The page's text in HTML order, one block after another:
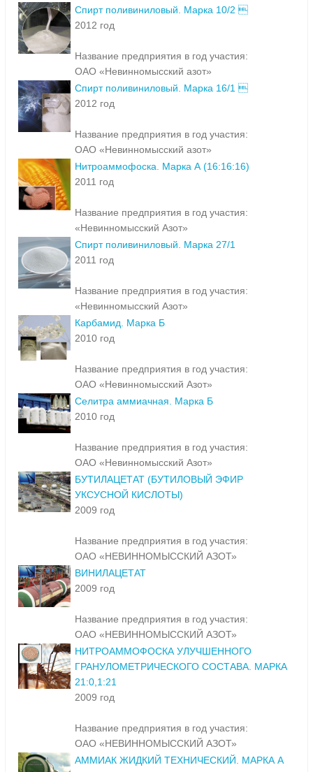
Спирт поливиниловый. Марка 10/2 
2012 год
Название предприятия в год участия:
ОАО «Невинномысский азот»
Спирт поливиниловый. Марка 16/1 
2012 год
Название предприятия в год участия:
ОАО «Невинномысский азот»
Нитроаммофоска. Марка А (16:16:16)
2011 год
Название предприятия в год участия:
«Невинномысский Азот»
Спирт поливиниловый. Марка 27/1
2011 год
Название предприятия в год участия:
«Невинномысский Азот»
Карбамид. Марка Б
2010 год
Название предприятия в год участия:
ОАО «Невинномысский Азот»
Селитра аммиачная. Марка Б
2010 год
Название предприятия в год участия:
ОАО «Невинномысский Азот»
БУТИЛАЦЕТАТ (БУТИЛОВЫЙ ЭФИР
УКСУСНОЙ КИСЛОТЫ)
2009 год
Название предприятия в год участия:
ОАО «НЕВИННОМЫССКИЙ АЗОТ»
ВИНИЛАЦЕТАТ
2009 год
Название предприятия в год участия:
ОАО «НЕВИННОМЫССКИЙ АЗОТ»
НИТРОАММОФОСКА УЛУЧШЕННОГО
ГРАНУЛОМЕТРИЧЕСКОГО СОСТАВА. МАРКА
21:0,1:21
2009 год
Название предприятия в год участия:
ОАО «НЕВИННОМЫССКИЙ АЗОТ»
АММИАК ЖИДКИЙ ТЕХНИЧЕСКИЙ. МАРКА А